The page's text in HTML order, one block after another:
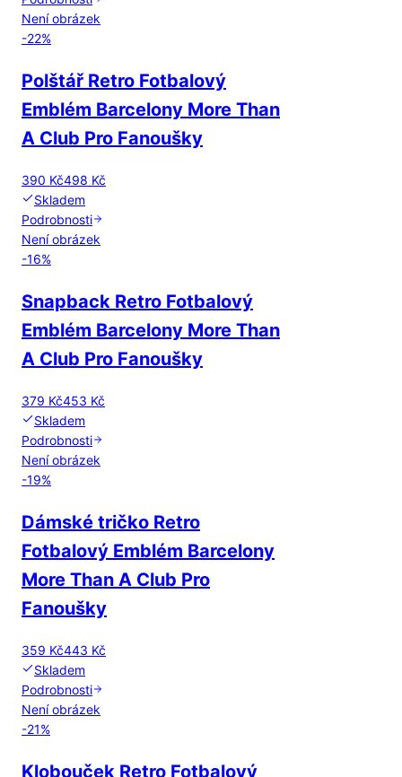
Není obrázek
-22%
Polštář Retro Fotbalový
Emblém Barcelony More Than
A Club Pro Fanoušky
390 Kč498 Kč
Skladem
Podrobnosti
Není obrázek
-16%
Snapback Retro Fotbalový
Emblém Barcelony More Than
A Club Pro Fanoušky
379 Kč453 Kč
Skladem
Podrobnosti
Není obrázek
-19%
Dámské tričko Retro
Fotbalový Emblém Barcelony
More Than A Club Pro
Fanoušky
359 Kč443 Kč
Skladem
Podrobnosti
Není obrázek
-21%
Klobouček Retro Fotbalový